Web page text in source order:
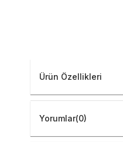
Ürün Özellikleri
Yorumlar(0)